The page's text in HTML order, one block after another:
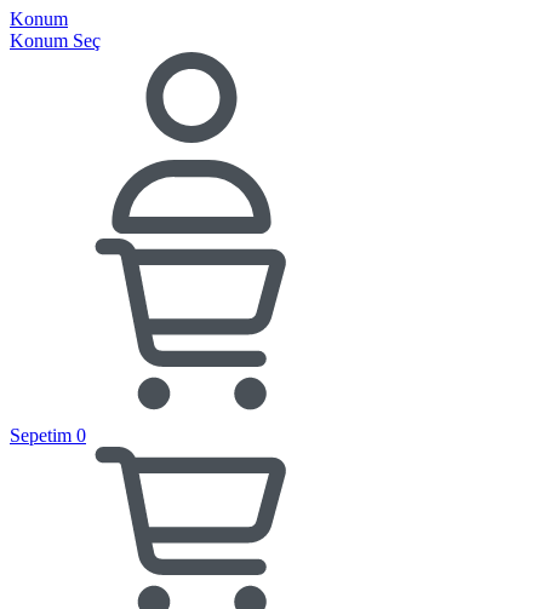
Konum
Konum Seç
Sepetim 0